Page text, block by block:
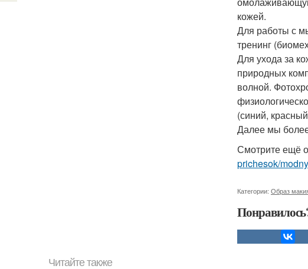
кожей.
Для работы с
тренинг
Для ухода за
природных
волной.
(синий,
Далее мы
Смотрите ещё
prichesok/
Категории: Образ
Читайте также